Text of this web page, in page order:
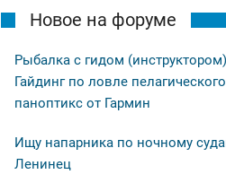
Новое на форуме
Рыбалка с гидом
Гайдинг по ловле
паноптикс от Гармин
Ищу напарника по ночному
Ленинец